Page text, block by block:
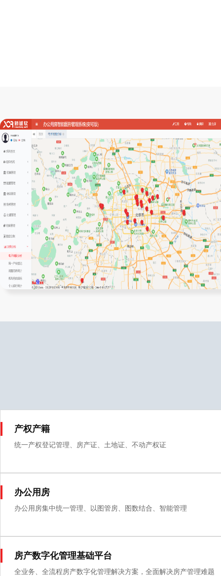
产权产籍
统一产权登记管理、房产证、土地证、不动产权证
办公用房
办公用房集中统一管理、以图管房、图数结合、智能管理
房产数字化管理基础平台
全业务、全流程房产数字化管理解决方案，全面解决房产管理难题